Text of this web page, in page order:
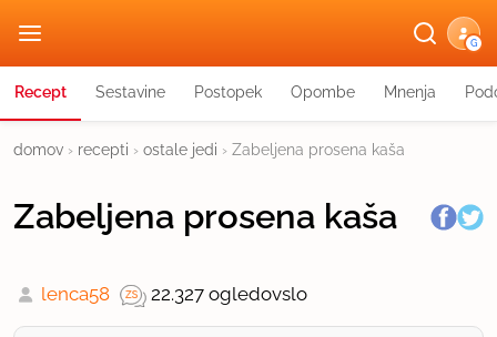
G
Recept Sestavine Postopek Opombe Mnenja
domov › recepti › ostale jedi › Zabeljena prosena kaša
Zabeljena prosena kaša
lenca58 22.327 ogledovslo